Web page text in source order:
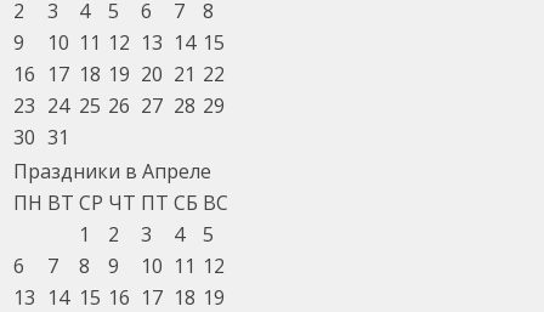
2
3 4 5 6 7
8
9
10 11 12 13 14 15
16 17 18 19 20 21 22
23 24 25 26 27 28 29
30 31
Праздники в Апреле
ПН ВТ СР ЧТ ПТ СБ ВС
1
2 3 4
5
6
7 8 9 10 11 12
13 14 15 16 17 18 19